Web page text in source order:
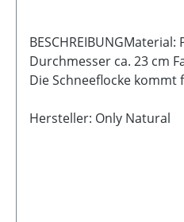
Durchmesser ca. 23 cm
Die Schneeflocke kommt
volle Pracht. Dank des
Hersteller: Only Natural